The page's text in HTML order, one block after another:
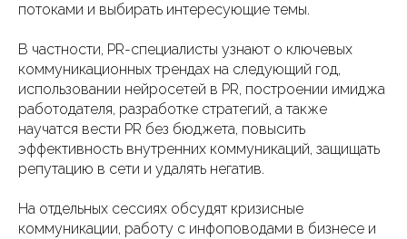
потоками и выбирать интересующие темы.
В частности, PR-специалисты узнают о ключевых
коммуникационных трендах на следующий год,
использовании нейросетей в PR, построении имиджа
работодателя, разработке стратегий, а также
научатся вести PR без бюджета, повысить
эффективность внутренних коммуникаций, защищать
репутацию в сети и удалять негатив.
На отдельных сессиях обсудят кризисные
коммуникации, работу с инфоповодами в бизнесе и